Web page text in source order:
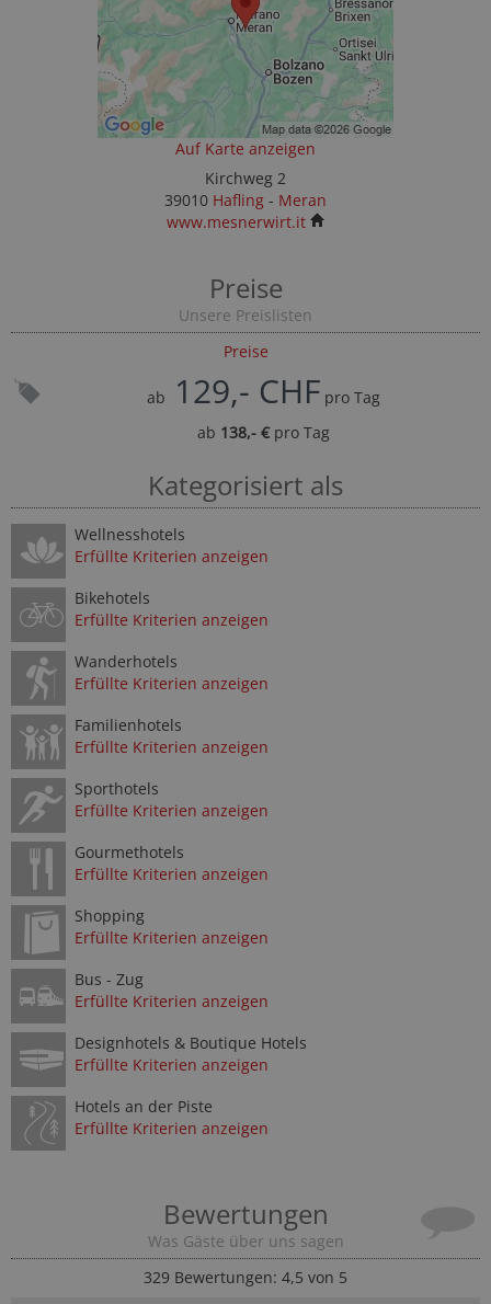
Auf Karte anzeigen
Kirchweg 2
39010 Hafling - Meran
www.mesnerwirt.it
Preise
Unsere Preislisten
Preise
ab 129,- CHFpro Tag
ab 138,- €pro Tag
Kategorisiert als
Wellnesshotels
Erfüllte Kriterien anzeigen
Bikehotels
Erfüllte Kriterien anzeigen
Wanderhotels
Erfüllte Kriterien anzeigen
Familienhotels
Erfüllte Kriterien anzeigen
Sporthotels
Erfüllte Kriterien anzeigen
Gourmethotels
Erfüllte Kriterien anzeigen
Shopping
Erfüllte Kriterien anzeigen
Bus - Zug
Erfüllte Kriterien anzeigen
Designhotels & Boutique Hotels
Erfüllte Kriterien anzeigen
Hotels an der Piste
Erfüllte Kriterien anzeigen
Bewertungen
Was Gäste über uns sagen
329 Bewertungen: 4,5 von 5